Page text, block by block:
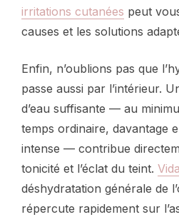
irritations cutanées peut
causes et les solutions
Enfin, n’oublions pas que
passe aussi par l’intérieur.
d’eau suffisante — au
temps ordinaire, davantage
intense — contribue
tonicité et l’éclat du teint.
déshydratation générale de
répercute rapidement sur